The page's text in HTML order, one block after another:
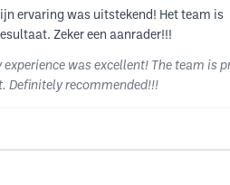
ervaring was uitstekend! Het team is
Zeker een aanrader!!!
was excellent! The team is
Definitely recommended!!!